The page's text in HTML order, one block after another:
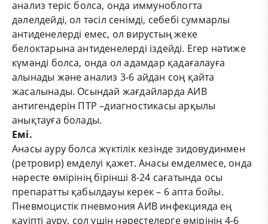
анализ теріс болса, онда иммуноблогта
дәлелдейді, ол тәсіл сенімді, себебі суммарлы
антиденелерді емес, ол вирустың жеке
белоктарына антиденелерді іздейді. Егер нәтиже
күмәнді болса, онда ол адамдар қадағалауға
алынады және анализ 3-6 айдан соң қайта
жасалынады. Осындай жағдайларда АИВ
антигендерін ПТР –диагностикасы арқылы
анықтауға болады.
Емі.
Анасы ауру болса жүктілік кезінде зидовудинмен
(ретровир) емделуі қажет. Анасы емделмесе, онда
нәресте өмірінің бірінші 8-24 сағатында осы
препаратты қабылдауы керек – 6 апта бойы.
Пневмоцистік пневмония АИВ инфекцияда ең
қауіпті ауру, сол үшін нәрестелерге өмірінің 4-6